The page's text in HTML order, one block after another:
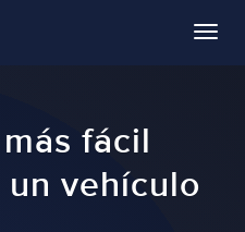
fácil
vehículo